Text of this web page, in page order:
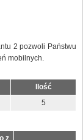
2 pozwoli Państwu
mobilnych.
Ilość
5
z